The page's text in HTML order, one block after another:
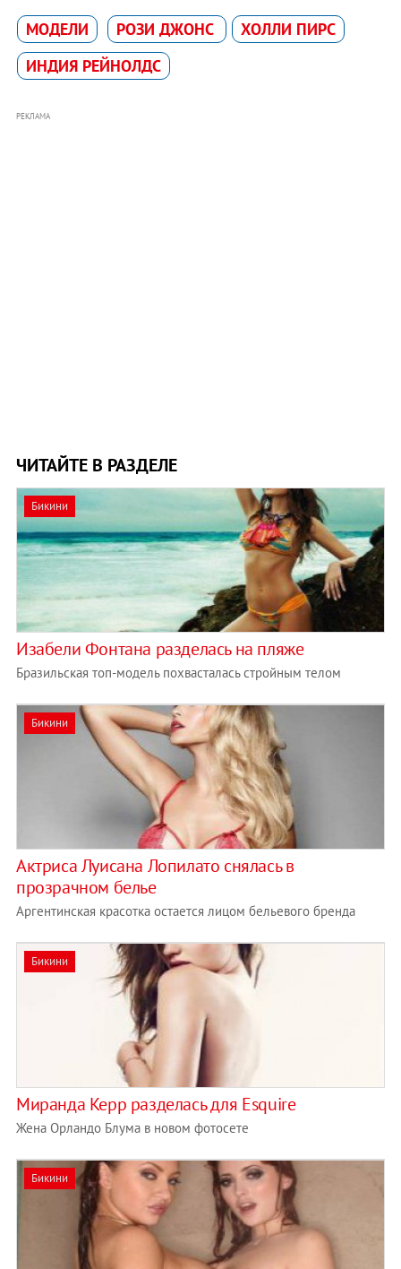
МОДЕЛИ РОЗИ ДЖОНС
ХОЛЛИ ПИРС
ИНДИЯ РЕЙНОЛДС
РЕКЛАМА
ЧИТАЙТЕ В РАЗДЕЛЕ
Бикини
Изабели Фонтана разделась на пляже
Бразильская топ-модель похвасталась стройным телом
Бикини
Актриса Луисана Лопилато снялась в
прозрачном белье
Аргентинская красотка остается лицом бельевого бренда
Бикини
Миранда Керр разделась для Esquire
Жена Орландо Блума в новом фотосете
Бикини